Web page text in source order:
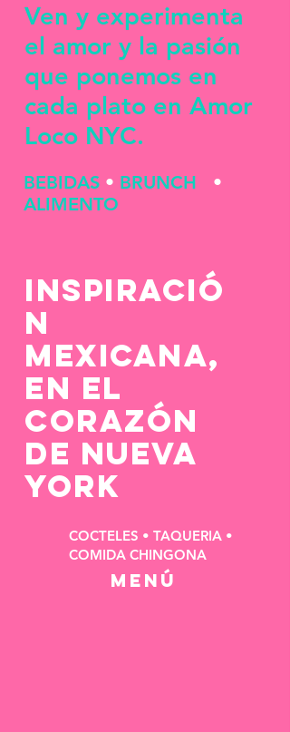
Ven y experimenta
el amor y la pasión
que ponemos en
cada plato en Amor
Loco NYC.
BEBIDAS • BRUNCH
•
ALIMENTO
INSPIRACIÓ
N
MEXICANA,
EN EL
CORAZÓN
DE NUEVA
YORK
COCTELES • TAQUERIA •
COMIDA CHINGONA
MENÚ